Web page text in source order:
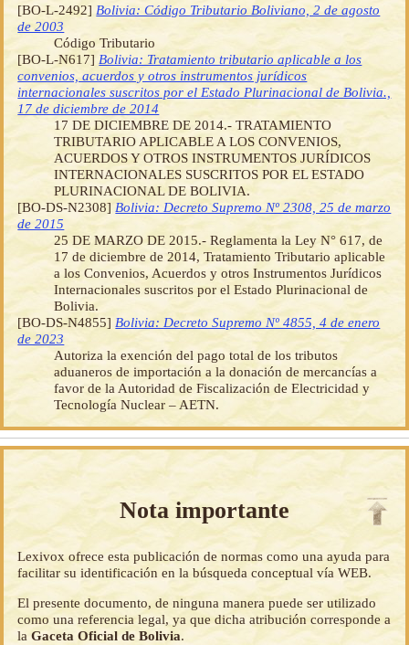
[BO-L-2492] Bolivia: Código Tributario Boliviano, 2 de agosto
de 2003
Código Tributario
[BO-L-N617] Bolivia: Tratamiento tributario aplicable a los
convenios, acuerdos y otros instrumentos jurídicos
internacionales suscritos por el Estado Plurinacional de Bolivia.,
17 de diciembre de 2014
17 DE DICIEMBRE DE 2014.- TRATAMIENTO
TRIBUTARIO APLICABLE A LOS CONVENIOS,
ACUERDOS Y OTROS INSTRUMENTOS JURÍDICOS
INTERNACIONALES SUSCRITOS POR EL ESTADO
PLURINACIONAL DE BOLIVIA.
[BO-DS-N2308] Bolivia: Decreto Supremo Nº 2308, 25 de marzo
de 2015
25 DE MARZO DE 2015.- Reglamenta la Ley N° 617, de
17 de diciembre de 2014, Tratamiento Tributario aplicable
a los Convenios, Acuerdos y otros Instrumentos Jurídicos
Internacionales suscritos por el Estado Plurinacional de
Bolivia.
[BO-DS-N4855] Bolivia: Decreto Supremo Nº 4855, 4 de enero
de 2023
Autoriza la exención del pago total de los tributos
aduaneros de importación a la donación de mercancías a
favor de la Autoridad de Fiscalización de Electricidad y
Tecnología Nuclear – AETN.
Nota importante
Lexivox ofrece esta publicación de normas como una ayuda para
facilitar su identificación en la búsqueda conceptual vía WEB.
El presente documento, de ninguna manera puede ser utilizado
como una referencia legal, ya que dicha atribución corresponde a
laGaceta Oficial de Bolivia.